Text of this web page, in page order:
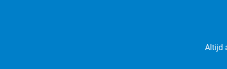
Altijd